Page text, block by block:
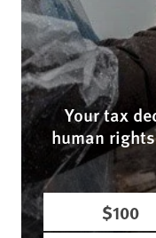
Your tax
human
$100